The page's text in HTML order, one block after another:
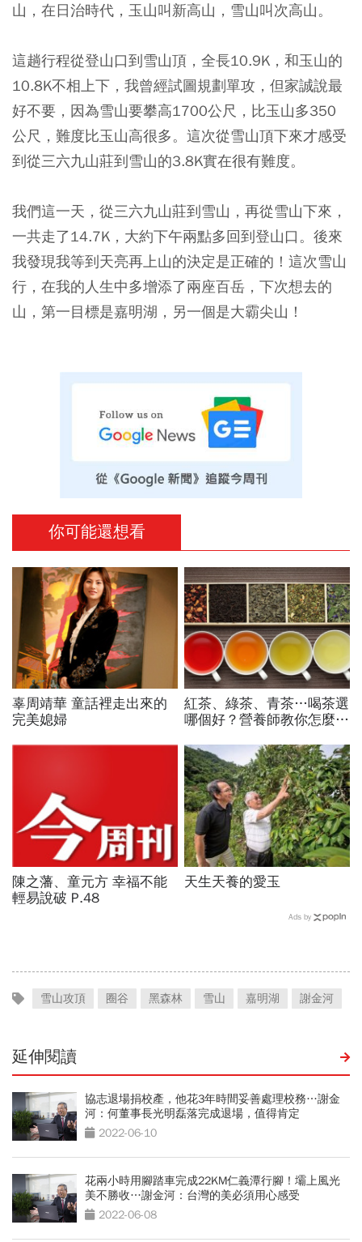
山，在日治時代，玉山叫新高山，雪山叫次高山。
這趟行程從登山口到雪山頂，全長10.9K，和玉山的
10.8K不相上下，我曾經試圖規劃單攻，但家誠說最
好不要，因為雪山要攀高1700公尺，比玉山多350
公尺，難度比玉山高很多。這次從雪山頂下來才感受
到從三六九山莊到雪山的3.8K實在很有難度。
我們這一天，從三六九山莊到雪山，再從雪山下來，
一共走了14.7K，大約下午兩點多回到登山口。後來
我發現我等到天亮再上山的決定是正確的！這次雪山
行，在我的人生中多增添了兩座百岳，下次想去的
山，第一目標是嘉明湖，另一個是大霸尖山！
你可能還想看
辜周靖華 童話裡走出來的
完美媳婦
紅茶、綠茶、青茶…喝茶選
哪個好？營養師教你怎麼挑
陳之藩、童元方 幸福不能
輕易說破 P.48
天生天養的愛玉
Ads by
雪山攻頂 圈谷 黑森林 雪山 嘉明湖 謝金河
延伸閱讀
協志退場捐校產，他花3年時間妥善處理校務…謝金
河：何董事長光明磊落完成退場，值得肯定
2022-06-10
花兩小時用腳踏車完成22KM仁義潭行腳！壩上風光
美不勝收…謝金河：台灣的美必須用心感受
2022-06-08